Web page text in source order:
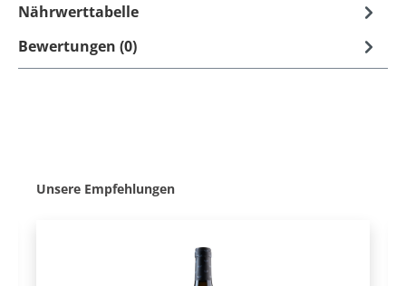
Nährwerttabelle
Bewertungen (0)
Produktgalerie überspringen
Unsere Empfehlungen